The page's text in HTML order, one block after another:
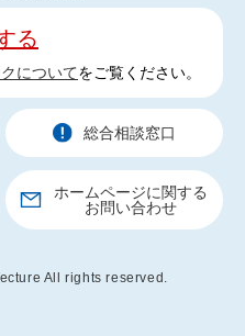
る
についてをご覧ください。
総合相談窓口
ホームページに関する
お問い合わせ
All rights reserved.